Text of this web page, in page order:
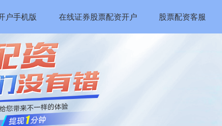
户手机版 在线证券股票配资开户 股票配资客服